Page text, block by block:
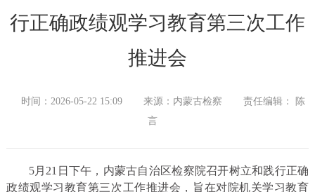
行正确政绩观学习教育第三次工作
推进会
时间：2026-05-22 15:09 来源：内蒙古检察
责任编辑： 陈
言
5月21日下午，内蒙古自治区检察院召开树立和践行正确
政绩观学习教育第三次工作推进会，旨在对院机关学习教育